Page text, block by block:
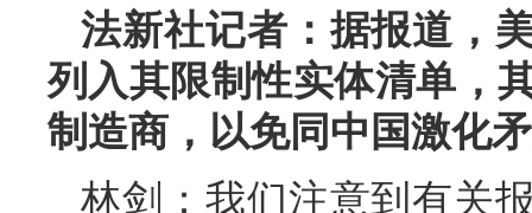
法新社记者：据报道，
列入其限制性实体清单，
制造商，以免同中国激化
林剑：我们注意到有关